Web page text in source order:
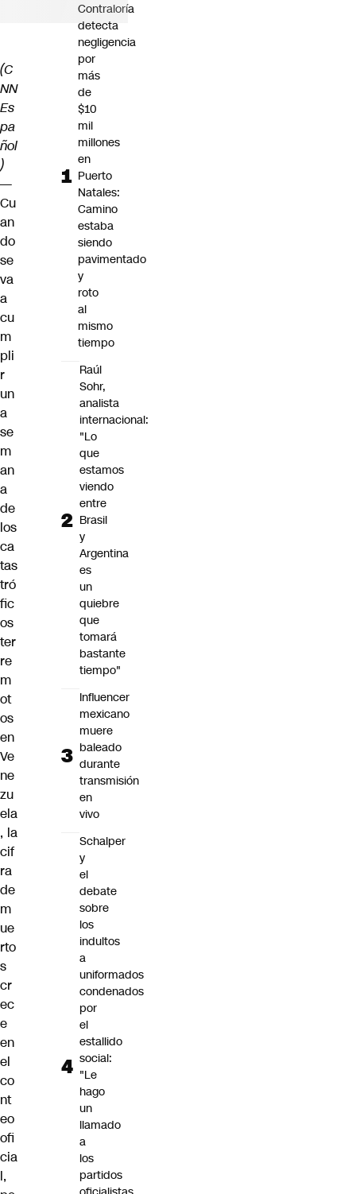
(C
NN
Es
pa
ñol
)
—
Cu
an
do
se
va
a
cu
m
pli
r
un
a
se
m
an
a
de
los
ca
tas
tró
fic
os
ter
re
m
ot
os
en
Ve
ne
zu
ela
, la
cif
ra
de
m
ue
rto
s
cr
ec
e
en
el
co
nt
eo
ofi
cia
l,
Contraloría
detecta
negligencia
por
más
de
$10
mil
millones
en
Puerto
Natales:
Camino
estaba
siendo
pavimentado
y
roto
al
mismo
tiempo
Raúl
Sohr,
analista
internacional:
"Lo
que
estamos
viendo
entre
Brasil
y
Argentina
es
un
quiebre
que
tomará
bastante
tiempo"
Influencer
mexicano
muere
baleado
durante
transmisión
en
vivo
Schalper
y
el
debate
sobre
los
indultos
a
uniformados
condenados
por
el
estallido
social:
"Le
hago
un
llamado
a
los
partidos